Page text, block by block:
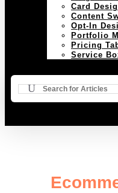
Card
Content
Opt-In
Portfolio
Pricing
Service
Suchen